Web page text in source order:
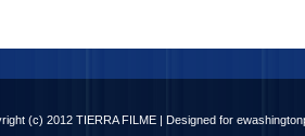
(c) 2012 TIERRA FILME | Designed for